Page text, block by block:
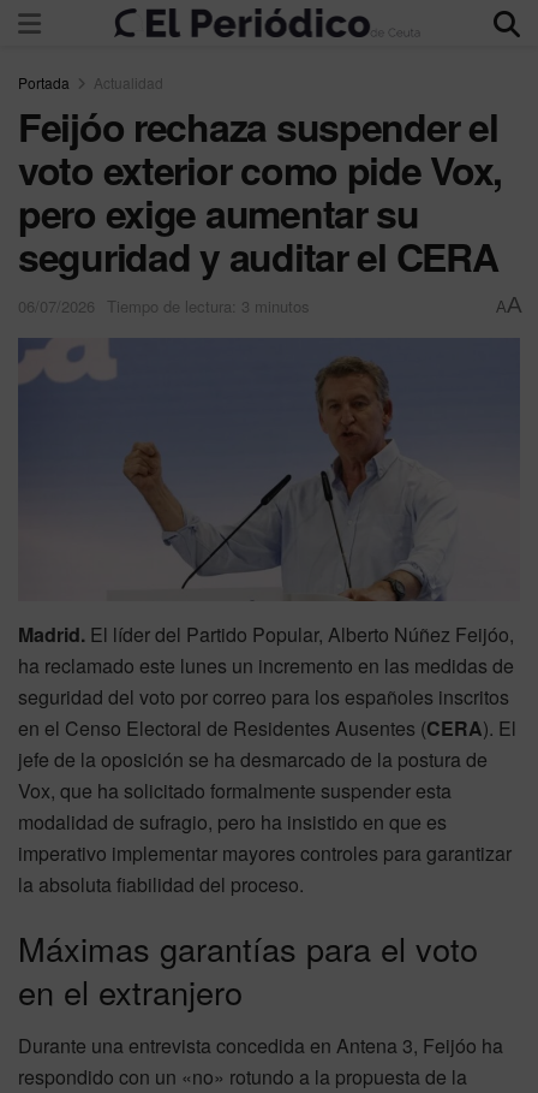
Portada Actualidad
Feijóo rechaza suspender el
voto exterior como pide Vox,
pero exige aumentar su
seguridad y auditar el CERA
06/07/2026 Tiempo de lectura: 3 minutos AA
Madrid. El líder del Partido Popular, Alberto Núñez Feijóo,
ha reclamado este lunes un incremento en las medidas de
seguridad del voto por correo para los españoles inscritos
en el Censo Electoral de Residentes Ausentes (CERA). El
jefe de la oposición se ha desmarcado de la postura de
Vox, que ha solicitado formalmente suspender esta
modalidad de sufragio, pero ha insistido en que es
imperativo implementar mayores controles para garantizar
la absoluta fiabilidad del proceso.
Máximas garantías para el voto
en el extranjero
Durante una entrevista concedida en Antena 3, Feijóo ha
respondido con un «no» rotundo a la propuesta de la